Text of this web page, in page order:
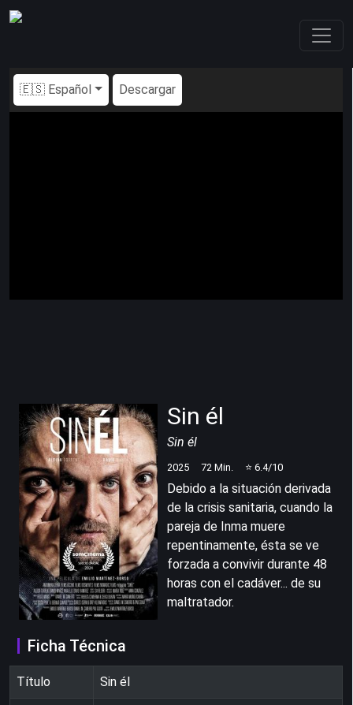
🇪🇸 Español Descargar
Sin él
Sin él
2025 72 Min. ⭐ 6.4/10
Debido a la situación derivada
de la crisis sanitaria, cuando la
pareja de Inma muere
repentinamente, ésta se ve
forzada a convivir durante 48
horas con el cadáver... de su
maltratador.
Ficha Técnica
Título Sin él